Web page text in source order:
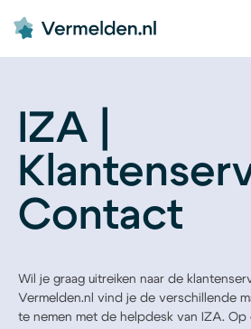
IZA |
Contact
Wil je graag uitreiken naar de
Vermelden.nl vind je de verschillende
te nemen met de helpdesk van IZA. Op